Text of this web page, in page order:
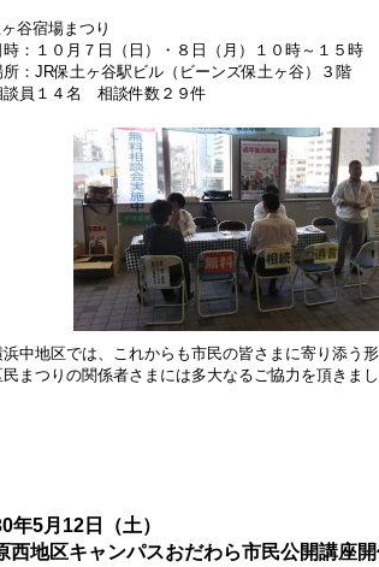
谷宿場まつり
時：１０月７日（日）・８日（月）１０時～１５時
所：JR保土ヶ谷駅ビル（ビーンズ保土ヶ谷）３階
談員１４名 相談件数２９件
浜中地区では、これからも市民の皆さまに寄り添う
民まつりの関係者さまには多大なるご協力を頂きま
年5月12日（土）
西地区キャンパスおだわら市民公開講座